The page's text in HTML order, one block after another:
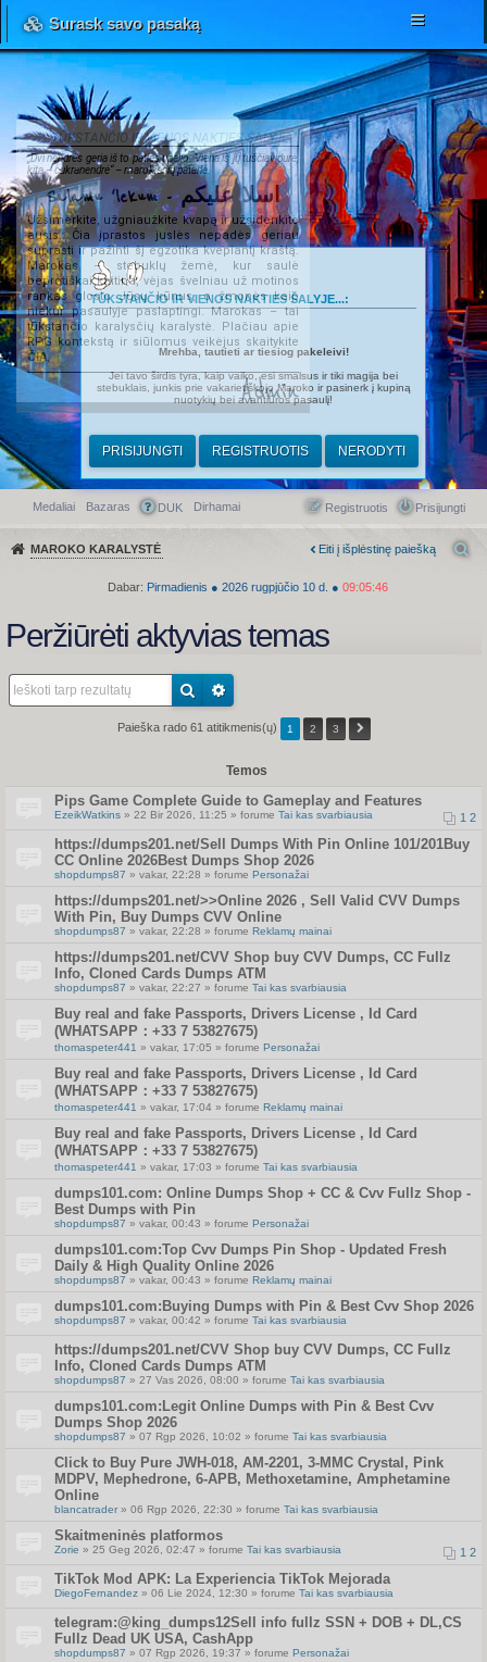
Surask savo pasaką
TŪKSTANČIO IR VIENOS NAKTIES ŠALYJE...
„Dvi nendrės geria iš to paties upelio. Viena iš jų tuščiavidurė,
kita – cukranendrė“ – marokiečių patarlė.
Salamu 'lekum - اسلا عليكم
Užsimerkite, užgniaužkite kvapą ir užsidenkite
ausis. Čia įprastos juslės nepadės geriau
suprasti ir pažinti šį egzotika kvepiantį kraštą.
Marokas – stebuklų žemė, kur saulė
beprotiškai kaitina, vėjas švelniau už motinos
rankas glosto Jūsų kūnus, o žmonės kaip
niekur pasaulyje paslaptingi. Marokas – tai
tūkstančio karalysčių karalystė. Plačiau apie
RPG kontekstą ir siūlomus veikėjus skaitykite
ČIA.
Admin
Greitasis meniu
Medaliai Bazaras DUK Dirhamai Prisijungti
Registruotis
MAROKO KARALYSTĖ Eiti į išplėstinę paiešką
Dabar: Pirmadienis ● 2026 rugpjūčio 10 d. ● 09:05:46
TŪKSTANČIO IR VIENOS NAKTIES ŠALYJE...:
Mrehba, tautieti ar tiesiog pakeleivi!
Jei tavo širdis tyra, kaip vaiko, esi smalsus ir tiki magija bei
stebuklais, junkis prie vakarietiškojo Maroko ir pasinerk į kupiną
nuotykių bei avantiūros pasaulį!
PRISIJUNGTI REGISTRUOTIS NERODYTI
Peržiūrėti aktyvias temas
Paieška rado 61 atitikmenis(ų) 1 2 3
Temos
Pips Game Complete Guide to Gameplay and Features
1 2
EzeikWatkins » 22 Bir 2026, 11:25 » forume Tai kas svarbiausia
https://dumps201.net/Sell Dumps With Pin Online 101/201Buy
CC Online 2026Best Dumps Shop 2026
shopdumps87 » vakar, 22:28 » forume Personažai
https://dumps201.net/>>Online 2026 , Sell Valid CVV Dumps
With Pin, Buy Dumps CVV Online
shopdumps87 » vakar, 22:28 » forume Reklamų mainai
https://dumps201.net/CVV Shop buy CVV Dumps, CC Fullz
Info, Cloned Cards Dumps ATM
shopdumps87 » vakar, 22:27 » forume Tai kas svarbiausia
Buy real and fake Passports, Drivers License , Id Card
(WHATSAPP：+33 7 53827675)
thomaspeter441 » vakar, 17:05 » forume Personažai
Buy real and fake Passports, Drivers License , Id Card
(WHATSAPP：+33 7 53827675)
thomaspeter441 » vakar, 17:04 » forume Reklamų mainai
Buy real and fake Passports, Drivers License , Id Card
(WHATSAPP：+33 7 53827675)
thomaspeter441 » vakar, 17:03 » forume Tai kas svarbiausia
dumps101.com: Online Dumps Shop + CC & Cvv Fullz Shop -
Best Dumps with Pin
shopdumps87 » vakar, 00:43 » forume Personažai
dumps101.com:Top Cvv Dumps Pin Shop - Updated Fresh
Daily & High Quality Online 2026
shopdumps87 » vakar, 00:43 » forume Reklamų mainai
dumps101.com:Buying Dumps with Pin & Best Cvv Shop 2026
shopdumps87 » vakar, 00:42 » forume Tai kas svarbiausia
https://dumps201.net/CVV Shop buy CVV Dumps, CC Fullz
Info, Cloned Cards Dumps ATM
shopdumps87 » 27 Vas 2026, 08:00 » forume Tai kas svarbiausia
dumps101.com:Legit Online Dumps with Pin & Best Cvv
Dumps Shop 2026
shopdumps87 » 07 Rgp 2026, 10:02 » forume Tai kas svarbiausia
Click to Buy Pure JWH-018, AM-2201, 3-MMC Crystal, Pink
MDPV, Mephedrone, 6-APB, Methoxetamine, Amphetamine
Online
blancatrader » 06 Rgp 2026, 22:30 » forume Tai kas svarbiausia
Skaitmeninės platformos
1 2
Zorie » 25 Geg 2026, 02:47 » forume Tai kas svarbiausia
TikTok Mod APK: La Experiencia TikTok Mejorada
DiegoFernandez » 06 Lie 2024, 12:30 » forume Tai kas svarbiausia
telegram:@king_dumps12Sell info fullz SSN + DOB + DL,CS
Fullz Dead UK USA, CashApp
shopdumps87 » 07 Rgp 2026, 19:37 » forume Personažai